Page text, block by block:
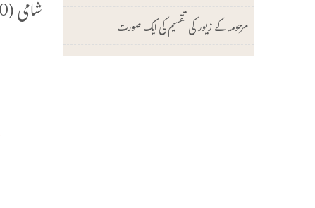
شامی (2/170) میں ہے:
مرحومہ کے زیور کی تقسیم کی ایک صورت